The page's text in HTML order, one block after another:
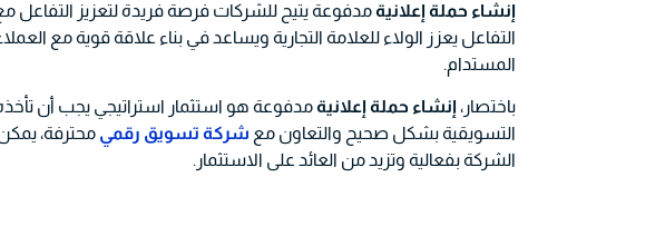
إنشاء حملة إعلانيةمدفوعة يتيح للشركات فرصة فريدة لتعزيز التفاعل
التفاعل يعزز الولاء للعلامة التجارية ويساعد في بناء علاقة قوية مع
المستدام.
باختصار، إنشاء حملة إعلانيةمدفوعة هو استثمار استراتيجي يجب أن
التسويقية بشكل صحيح والتعاون مع شركة تسويق رقمي محترفة،
الشركة بفعالية وتزيد من العائد على الاستثمار.